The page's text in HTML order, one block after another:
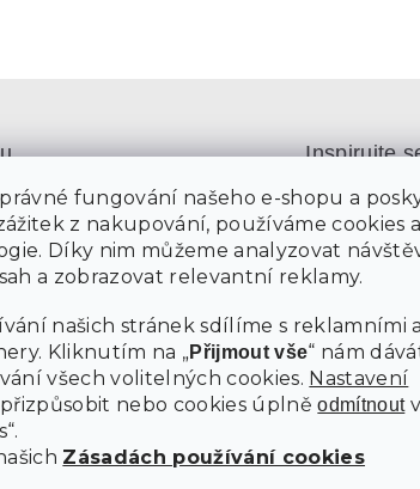
fungování našeho e-shopu a
z nakupování, používáme cookies a
Díky nim můžeme analyzovat
a zobrazovat relevantní reklamy.
našich stránek sdílíme s reklamními a
Kliknutím na „ Přijmout vše“ nám
všech volitelných cookies. Nastavení
nebo cookies úplněodmítnoutv
Zásadách používání cookies
objednávky
Obchodní podmínky
údajů
Inspirujte
Katalog 2023
Inspirujte se
Partnerská